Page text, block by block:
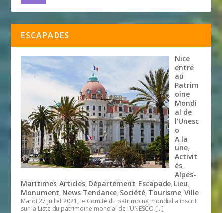
ESCAPADES
Nice
entre
au
Patrim
oine
Mondi
al de
l’Unesc
o
A la
une,
Activit
és,
Alpes-
Maritimes,Articles, Département, Escapade, Lieu,
Monument, News Tendance, Société, Tourisme,Ville
Mardi 27 juillet 2021, le Comité du patrimoine mondial a inscrit
sur la Liste du patrimoine mondial de l’UNESCO […]